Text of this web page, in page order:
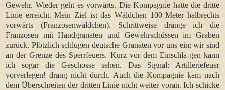
Gewehr. Wieder geht es vorwärts. Die Kompagnie hatte die dritte
Linie erreicht. Mein Ziel ist das Wäldchen 100 Meter halbrechts
vorwärts (Franzosenwäldchen). Schrittweise dränge ich die
Franzosen mit Handgranaten und Gewehrschüssen im Graben
zurück. Plötzlich schlugen deutsche Granaten vor uns ein; wir sind
an der Grenze des Sperrfeuers. Kurz vor dem Einschla-gen kann
ich sogar die Geschosse sehen. Das Signal: Artilleriefeuer
vorverlegen! drang nicht durch. Auch die Kompagnie kam nach
dem Überschreiten der dritten Linie nicht weiter voran. Ich schicke